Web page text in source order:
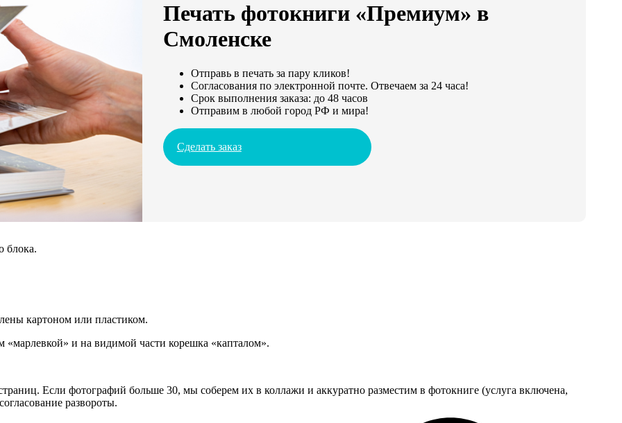
Печать фотокниги «Премиум» в
Смоленске
Отправь в печать за пару кликов!
Согласования по электронной почте. Отвечаем за 24 часа!
Срок выполнения заказа: до 48 часов
Отправим в любой город РФ и мира!
Сделать заказ
блока.
картоном или пластиком.
и на видимой части корешка «капталом».
Если фотографий больше 30, мы соберем их в коллажи и аккуратно разместим в фотокниге (услуга включена,
развороты.